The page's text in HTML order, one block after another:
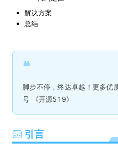
解决方案
总结
❝
脚步不停，终达卓越！更多优
号 《开源519》
引言